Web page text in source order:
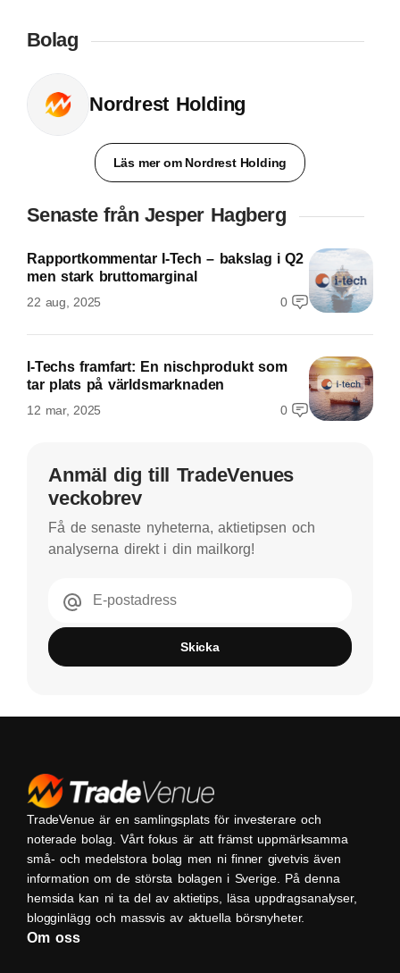
Bolag
Nordrest Holding
Läs mer om Nordrest Holding
Senaste från Jesper Hagberg
Rapportkommentar I-Tech – bakslag i Q2
men stark bruttomarginal
22 aug, 2025 0
I-Techs framfart: En nischprodukt som
tar plats på världsmarknaden
12 mar, 2025 0
Anmäl dig till TradeVenues
veckobrev
Få de senaste nyheterna, aktietipsen och
analyserna direkt i din mailkorg!
E-postadress
Skicka
TradeVenue är en samlingsplats för investerare och
noterade bolag. Vårt fokus är att främst uppmärksamma
små- och medelstora bolag men ni finner givetvis även
information om de största bolagen i Sverige. På denna
hemsida kan ni ta del av aktietips, läsa uppdragsanalyser,
blogginlägg och massvis av aktuella börsnyheter.
Om oss